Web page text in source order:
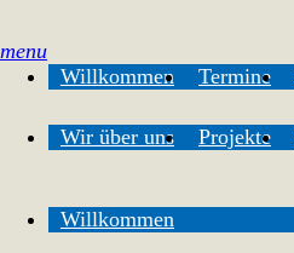
menu
Willkommen
Termine
Wir über uns Projekte
Willkommen